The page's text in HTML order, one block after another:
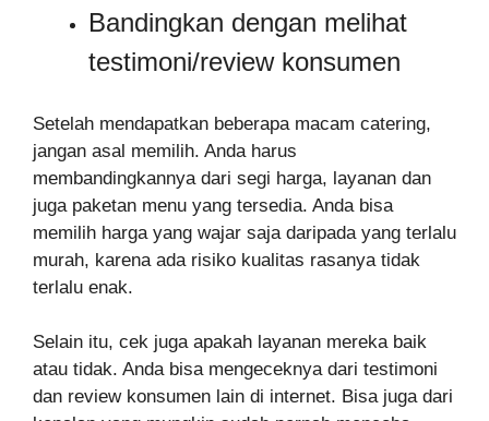
Bandingkan dengan melihat
testimoni/review konsumen
Setelah mendapatkan beberapa macam catering,
jangan asal memilih. Anda harus
membandingkannya dari segi harga, layanan dan
juga paketan menu yang tersedia. Anda bisa
memilih harga yang wajar saja daripada yang terlalu
murah, karena ada risiko kualitas rasanya tidak
terlalu enak.
Selain itu, cek juga apakah layanan mereka baik
atau tidak. Anda bisa mengeceknya dari testimoni
dan review konsumen lain di internet. Bisa juga dari